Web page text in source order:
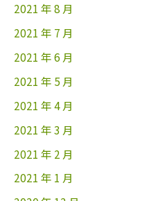
2021 年 8 月
2021 年 7 月
2021 年 6 月
2021 年 5 月
2021 年 4 月
2021 年 3 月
2021 年 2 月
2021 年 1 月